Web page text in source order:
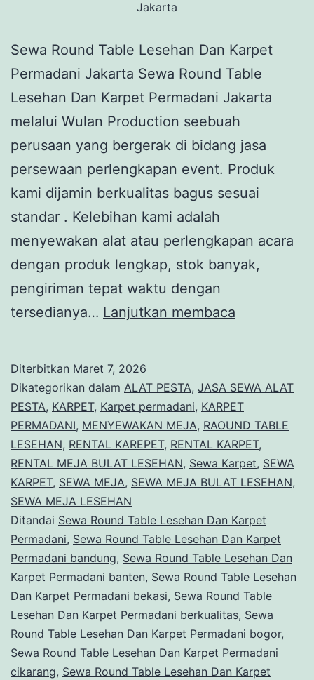
Jakarta
Sewa Round Table Lesehan Dan Karpet
Permadani Jakarta Sewa Round Table
Lesehan Dan Karpet Permadani Jakarta
melalui Wulan Production seebuah
perusaan yang bergerak di bidang jasa
persewaan perlengkapan event. Produk
kami dijamin berkualitas bagus sesuai
standar . Kelebihan kami adalah
menyewakan alat atau perlengkapan acara
dengan produk lengkap, stok banyak,
pengiriman tepat waktu dengan
tersedianya… Lanjutkan membaca
Lesehan
Dan
Karpet
Permadani
Jakarta
Diterbitkan Maret 7, 2026
Dikategorikan dalam ALAT PESTA, JASA SEWA ALAT
PESTA, KARPET, Karpet permadani, KARPET
PERMADANI, MENYEWAKAN MEJA, RAOUND TABLE
LESEHAN, RENTAL KAREPET, RENTAL KARPET,
RENTAL MEJA BULAT LESEHAN, Sewa Karpet, SEWA
KARPET, SEWA MEJA, SEWA MEJA BULAT LESEHAN,
SEWA MEJA LESEHAN
Ditandai Sewa Round Table Lesehan Dan Karpet
Permadani, Sewa Round Table Lesehan Dan Karpet
Permadani bandung, Sewa Round Table Lesehan Dan
Karpet Permadani banten, Sewa Round Table Lesehan
Dan Karpet Permadani bekasi, Sewa Round Table
Lesehan Dan Karpet Permadani berkualitas, Sewa
Round Table Lesehan Dan Karpet Permadani bogor,
Sewa Round Table Lesehan Dan Karpet Permadani
cikarang, Sewa Round Table Lesehan Dan Karpet